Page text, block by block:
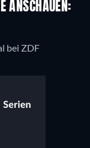
ANSCHAUEN:
bei ZDF